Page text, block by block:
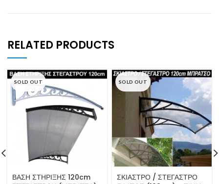
RELATED PRODUCTS
SOLD OUT
ΒΑΣΗ ΣΤΗΡΙΞΗΣ 120cm
SOLD OUT
ΣΚΙΑΣΤΡΟ / ΣΤΕΓΑΣΤΡΟ